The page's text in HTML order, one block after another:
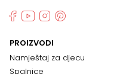
PROIZVODI
Namještaj za djecu
Spalnice